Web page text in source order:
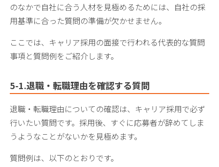
のなかで自社に合う人材を見極めるためには、自社の採
用基準に合った質問の準備が欠かせません。
ここでは、キャリア採用の面接で行われる代表的な質問
事項と質問例をご紹介します。
5-1.退職・転職理由を確認する質問
退職・転職理由についての確認は、キャリア採用で必ず
行いたい質問です。採用後、すぐに応募者が辞めてしま
うようなことがないかを見極めます。
質問例は、以下のとおりです。